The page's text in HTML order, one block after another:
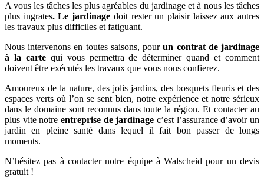
A vous les tâches les plus agréables du jardinage et à nous les tâches
plus ingrates. Le jardinage doit rester un plaisir laissez aux autres
les travaux plus difficiles et fatiguant.
Nous intervenons en toutes saisons, pourun contrat de jardinage
à la carte qui vous permettra de déterminer quand et comment
doivent être exécutés les travaux que vous nous confierez.
Amoureux de la nature, des jolis jardins, des bosquets fleuris et des
espaces verts où l’on se sent bien, notre expérience et notre sérieux
dans le domaine sont reconnus dans toute la région. Et contacter au
plus vite notre entreprise de jardinage c’est l’assurance d’avoir un
jardin en pleine santé dans lequel il fait bon passer de longs
moments.
N’hésitez pas à contacter notre équipe à Walscheid pour un devis
gratuit !